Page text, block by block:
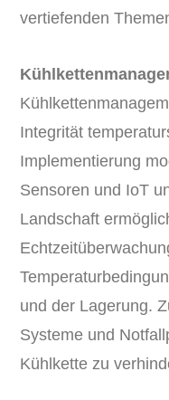
vertiefenden
Integrität
Implementierung
Sensoren und IoT
Landschaft
und der Lagerung.
Systeme und
Kühlkette zu